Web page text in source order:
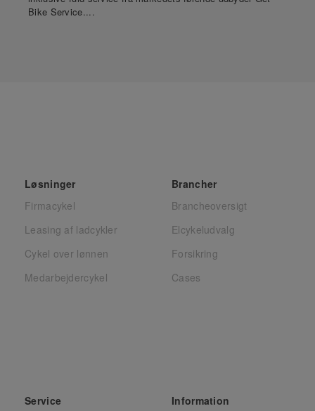
Bike Service....
Løsninger
Firmacykel
Leasing af ladcykler
Cykel over lønnen
Medarbejdercykel
Brancher
Brancheoversigt
Elcykeludvalg
Forsikring
Cases
Service Information